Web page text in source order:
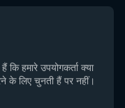
कि हमारे उपयोगकर्ता क्या
के लिए चुनती हैं पर नहीं।